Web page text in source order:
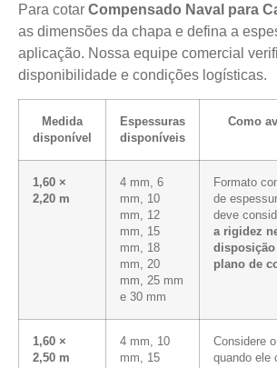
Para cotar Compensado Naval para
as dimensões da chapa e defina a
aplicação. Nossa equipe comercial
disponibilidade e condições logísticas.
Medida
disponível
Espessuras
disponíveis
Como
1,60 ×
2,20 m
4 mm, 6
mm, 10
mm, 12
mm, 15
mm, 18
mm, 20
mm, 25 mm
e 30 mm
Formato
de
deve
a rigidez
plano de
1,60 ×
2,50 m
4 mm, 10
mm, 15
Considere
quando ele